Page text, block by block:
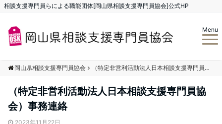
相談支援専門員らによる職能団体[岡山県相談支援専門員協会]公式HP
Menu
岡山県相談支援専門員協会 （特定非営利活動法人日本相談支援専門員協会）事務連絡
（特定非営利活動法人日本相談支援専門員協
会）事務連絡
2023年11月22日